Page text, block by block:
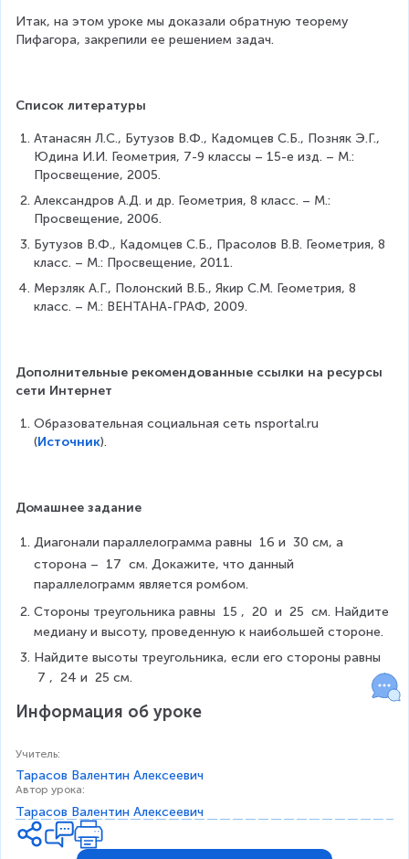
0
}
=
9
ci
c
Итак, на этом уроке мы доказали обратную теорему
Пифагора, закрепили ее решением задач.
Список литературы
Атанасян Л.С., Бутузов В.Ф., Кадомцев С.Б., Позняк Э.Г.,
Юдина И.И. Геометрия, 7-9 классы – 15-е изд. – М.:
Просвещение, 2005.
Александров А.Д. и др. Геометрия, 8 класс. – М.:
Просвещение, 2006.
Бутузов В.Ф., Кадомцев С.Б., Прасолов В.В. Геометрия, 8
класс. – М.: Просвещение, 2011.
Мерзляк А.Г., Полонский В.Б., Якир С.М. Геометрия, 8
класс. – М.: ВЕНТАНА-ГРАФ, 2009.
Дополнительные рекомендованные ссылки на ресурсы
сети Интернет
Образовательная социальная сеть nsportal.ru
(Источник).
Домашнее задание
Диагонали параллелограмма равны 16 и 30 см, а
сторона – 17 см. Докажите, что данный
параллелограмм является ромбом.
Стороны треугольника равны 15 , 20 и 25 см. Найдите
медиану и высоту, проведенную к наибольшей стороне.
Найдите высоты треугольника, если его стороны равны
7 , 24 и 25 см.
Информация об уроке
Учитель:
Тарасов Валентин Алексеевич
Автор урока:
Тарасов Валентин Алексеевич